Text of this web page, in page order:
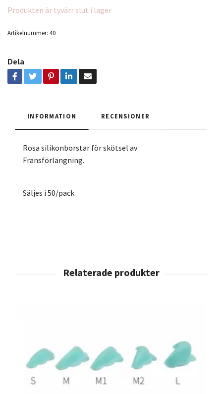
Produkten är tyvärr slut i lager
Artikelnummer: 40
Dela
INFORMATION RECENSIONER
Rosa silikonborstar för skötsel av
Fransförlängning.
Säljes i 50/pack